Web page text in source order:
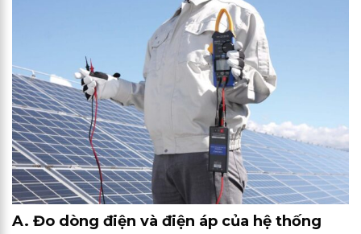
A. Đo dòng điện và điện áp của hệ thống